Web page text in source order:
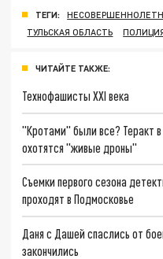
ТЕГИ:
ТУЛЬСКАЯ ОБЛАСТЬ
ЧИТАЙТЕ ТАКЖЕ:
Технофашисты XXI века
"Кротами" были все? Теракт
охотятся "живые дроны"
Съемки первого сезона
проходят в Подмосковье
Даня с Дашей спаслись от
закончились